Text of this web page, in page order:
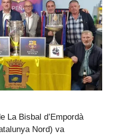
La Bisbal d’Empordà
Nord) va